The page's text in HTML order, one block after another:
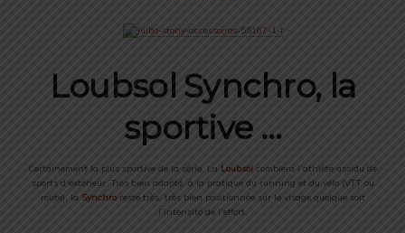
Loubsol Synchro, la
sportive …
Certainement la plus sportive de la série, La Loubsol comblera l’athlète assidu de
sports d’extérieur. Très bien adapté, à la pratique du running et du vélo (VTT ou
route), la Synchroreste très, très bien positionnée sur le visage quelque soit
l’intensité de l’effort.